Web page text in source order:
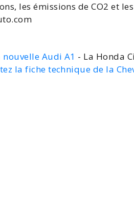
les émissions de CO2 et les
nouvelle Audi A1 - La Honda
la fiche technique de la